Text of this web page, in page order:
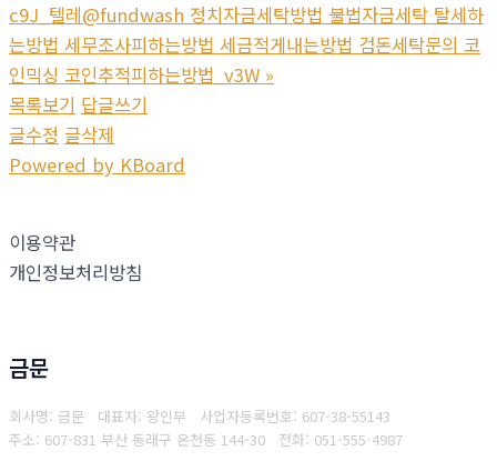
c9J_텔레@fundwash 정치자금세탁방법 불법자금세탁 탈세하
는방법 세무조사피하는방법 세금적게내는방법 검돈세탁문의 코
인믹싱 코인추적피하는방법_v3W »
목록보기 답글쓰기
글수정 글삭제
Powered by KBoard
이용약관
개인정보처리방침
금문
회사명: 금문 대표자: 왕인부 사업자등록번호: 607-38-55143
주소: 607-831 부산 동래구 온천동 144-30 전화: 051-555-4987